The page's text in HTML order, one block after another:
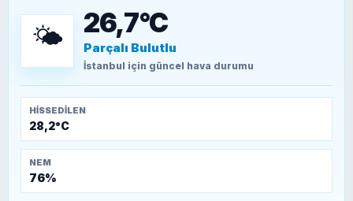
TEOMAN ALPASLAN
Kütahya-Eskişehir Muharebeleri (10-24
🌤️ 26,7°C
Parçalı Bulutlu
İstanbul için güncel hava durumu
HISSEDILEN
28,2°C
NEM
76%